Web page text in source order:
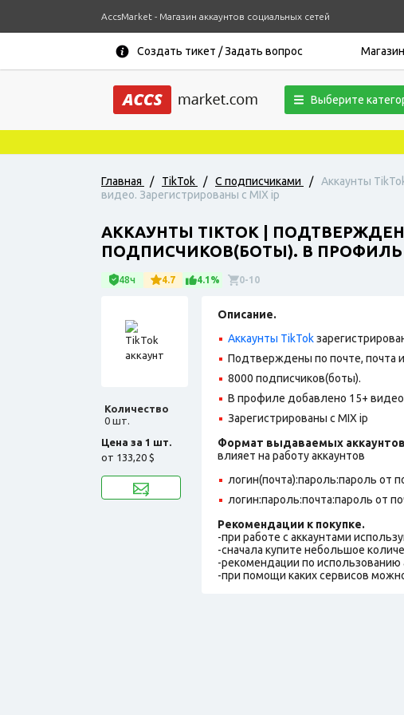
AccsMarket - Магазин аккаунтов социальных сетей
Создать тикет / Задать вопрос Магазин
Выберите
Главная / TikTok / С подписчиками /
Аккаунты
видео. Зарегистрированы с MIX ip
АККАУНТЫ TIKTOK |
ПОДПИСЧИКОВ(БОТЫ). В ПРОФИЛЬ
48ч 4.7 4.1% 0-10
Количество
0 шт.
Цена за 1 шт.
от 133,20 $
Описание.
Аккаунты TikTok
Подтверждены по почте, почта
8000 подписчиков(боты).
В профиле добавлено 15+
Зарегистрированы с MIX ip
Формат выдаваемых
влияет на работу аккаунтов
логин(почта):пароль:пароль от
логин:пароль:почта:пароль от
Рекомендации к покупке.
-при работе с аккаунтами
-сначала купите небольшое
-рекомендации по использованию
-при помощи каких сервисов